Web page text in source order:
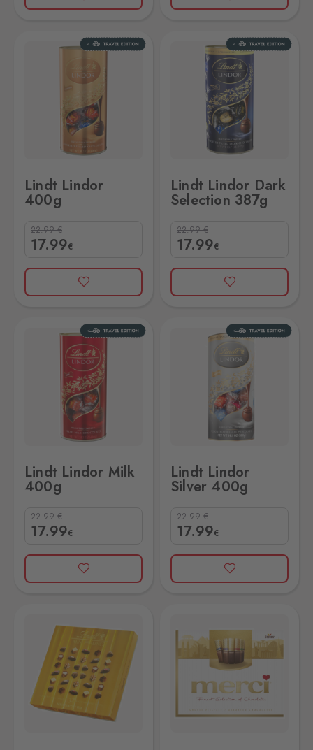
Lindt Lindor
400g
22.99€
17.99€
Lindt Lindor Dark
Selection 387g
22.99€
17.99€
Lindt Lindor Dark Selection 387g
Lindt Lindor Milk
400g
22.99€
17.99€
Lindt Lindor
Silver 400g
22.99€
17.99€
Lindt Lindor Silver 400g